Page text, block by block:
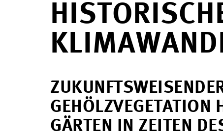
GEHÖLZVEGETATION
GÄRTEN IN ZEITEN